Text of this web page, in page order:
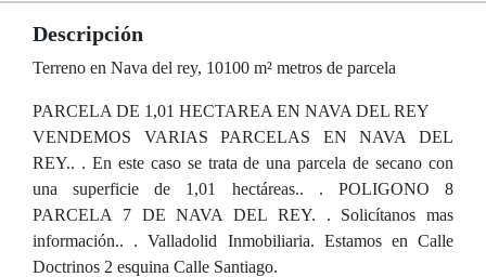
Descripción
Terreno en Nava del rey, 10100 m² metros de parcela
PARCELA DE 1,01 HECTAREA EN NAVA DEL REY
VENDEMOS VARIAS PARCELAS EN NAVA DEL
REY.. . En este caso se trata de una parcela de secano con
una superficie de 1,01 hectáreas.. . POLIGONO 8
PARCELA 7 DE NAVA DEL REY. . Solicítanos mas
información.. . Valladolid Inmobiliaria. Estamos en Calle
Doctrinos 2 esquina Calle Santiago.